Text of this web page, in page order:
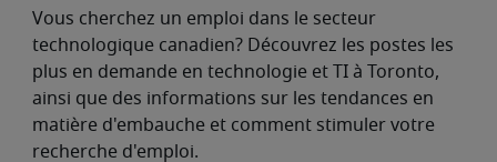
Vous cherchez un emploi dans le secteur
technologique canadien? Découvrez les postes les
plus en demande en technologie et TI à Toronto,
ainsi que des informations sur les tendances en
matière d'embauche et comment stimuler votre
recherche d'emploi.